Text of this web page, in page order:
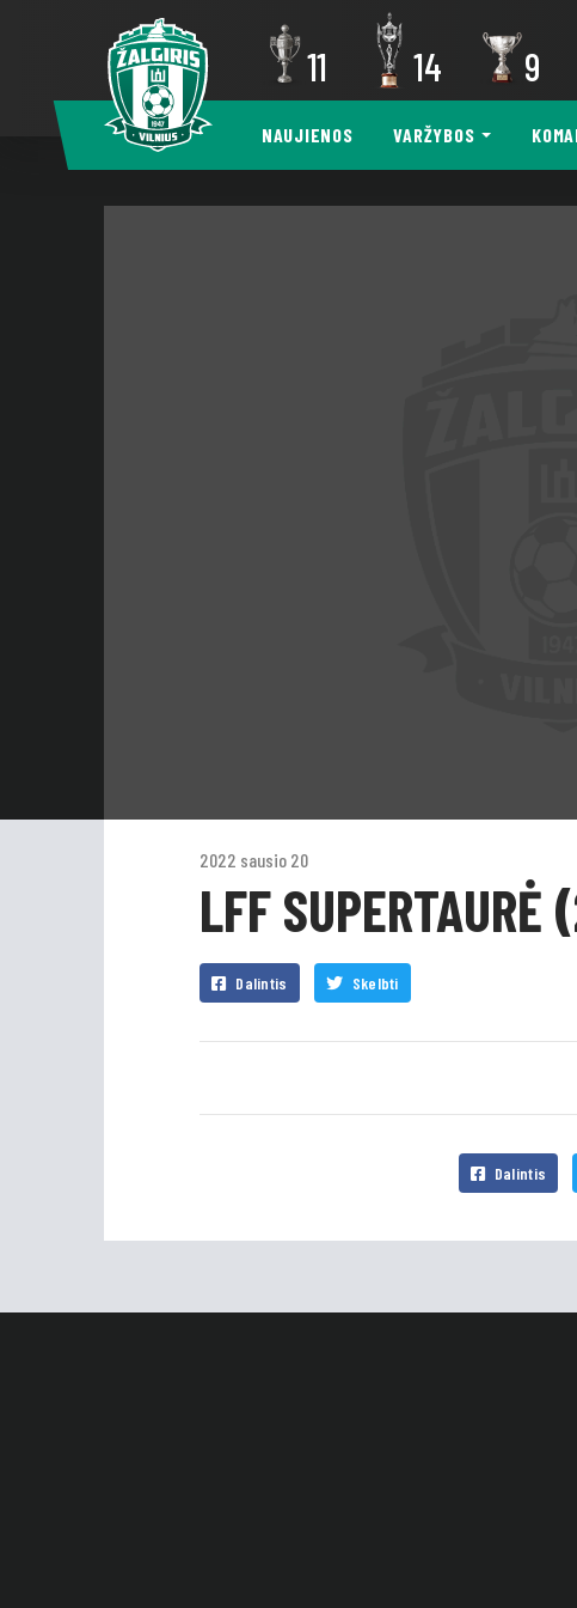
11 14 9
NAUJIENOS VARŽYBOS
2022 sausio 20
LFF
Dalintis Skelbti
Dalintis